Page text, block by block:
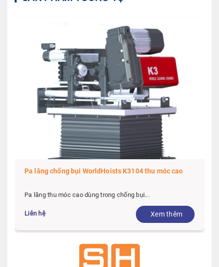
Pa lăng thu móc cao phòng nổ WorldHoists KEH4104
Pa lăng thu móc cao phòng nổ WorldHoists KEH4104...
Liên hệ Xem thêm